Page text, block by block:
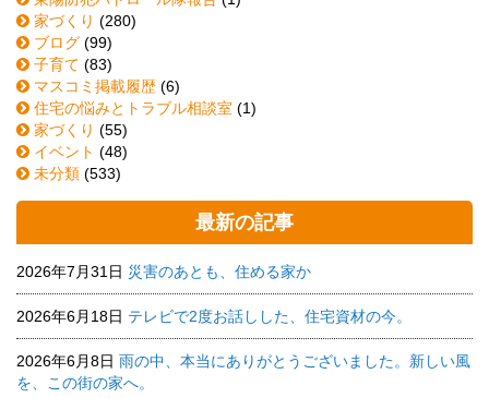
家づくり (280)
ブログ (99)
子育て (83)
マスコミ掲載履歴 (6)
住宅の悩みとトラブル相談室 (1)
家づくり (55)
イベント (48)
未分類 (533)
最新の記事
2026年7月31日 災害のあとも、住める家か
2026年6月18日 テレビで2度お話しした、住宅資材の今。
2026年6月8日 雨の中、本当にありがとうございました。新しい風
を、この街の家へ。